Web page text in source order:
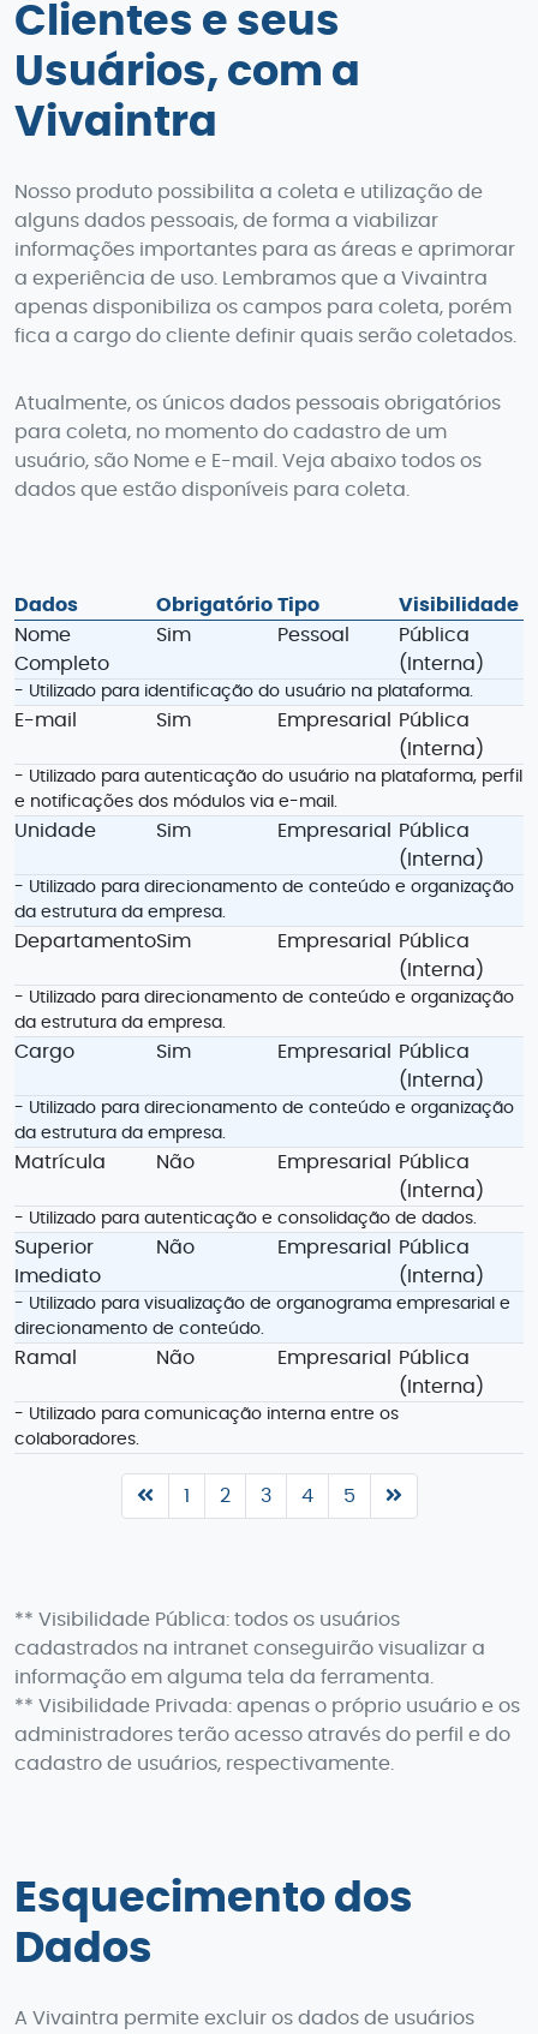
Clientes e seus
Usuários, com a
Vivaintra
Nosso produto possibilita a coleta e utilização de
alguns dados pessoais, de forma a viabilizar
informações importantes para as áreas e aprimorar
a experiência de uso. Lembramos que a Vivaintra
apenas disponibiliza os campos para coleta, porém
fica a cargo do cliente definir quais serão coletados.
Atualmente, os únicos dados pessoais obrigatórios
para coleta, no momento do cadastro de um
usuário, são Nome e E-mail. Veja abaixo todos os
dados que estão disponíveis para coleta.
Dados Obrigatório Tipo
Visibilidade
Nome
Completo
Sim Pessoal
Pública
(Interna)
- Utilizado para identificação do usuário na plataforma.
E-mail Sim Empresarial
Pública
(Interna)
- Utilizado para autenticação do usuário na plataforma, perfil
e notificações dos módulos via e-mail.
Unidade Sim Empresarial
Pública
(Interna)
- Utilizado para direcionamento de conteúdo e organização
da estrutura da empresa.
DepartamentoSim Empresarial
Pública
(Interna)
- Utilizado para direcionamento de conteúdo e organização
da estrutura da empresa.
Cargo Sim Empresarial
Pública
(Interna)
- Utilizado para direcionamento de conteúdo e organização
da estrutura da empresa.
Matrícula Não Empresarial
Pública
(Interna)
- Utilizado para autenticação e consolidação de dados.
Superior
Imediato
Não Empresarial
Pública
(Interna)
- Utilizado para visualização de organograma empresarial e
direcionamento de conteúdo.
Ramal Não Empresarial
Pública
(Interna)
- Utilizado para comunicação interna entre os
colaboradores.
1 2 3 4 5
** Visibilidade Pública: todos os usuários
cadastrados na intranet conseguirão visualizar a
informação em alguma tela da ferramenta.
** Visibilidade Privada: apenas o próprio usuário e os
administradores terão acesso através do perfil e do
cadastro de usuários, respectivamente.
Esquecimento dos
Dados
A Vivaintra permite excluir os dados de usuários